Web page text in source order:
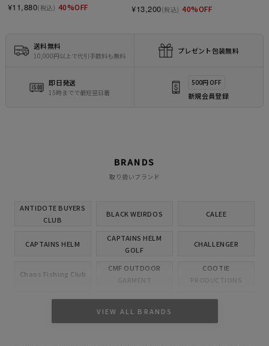
¥11,880(税込) 40%OFF ¥13,200(税込) 40%OFF
送料無料
10,000円以上で代引手数料も無料
プレゼント包装無料
即日発送
15時までで最短翌日着
500円 OFF
新規会員登録
BRANDS
取り扱いブランド
ANTIDOTE BUYERS
CLUB
BLACK WEIRDOS CALEE
CAPTAINS HELM
CAPTAINS HELM
GOLF
CHALLENGER
Chaos Fishing Club
CMF OUTDOOR
GARMENT
COOTIE
PRODUCTIONS
VIEW ALL BRANDS